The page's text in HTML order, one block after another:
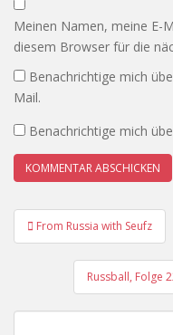
Meinen Namen, meine E-
diesem Browser für die
Benachrichtige mich
Mail.
Benachrichtige mich
Beitrags-
Navigation
From Russia with Seufz
Russball, Folge